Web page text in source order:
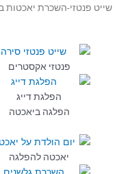
שייט פנטזי-השכרת יאכטות
פנטזי אקסטרים
הפלגת דייג
הפלגה ביאכטה
יאכטה להפלגה